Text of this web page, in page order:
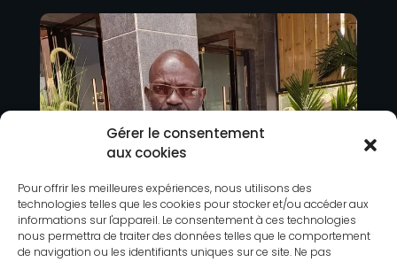
Gérer le consentement
aux cookies
Pour offrir les meilleures expériences, nous utilisons des
technologies telles que les cookies pour stocker et/ou accéder aux
informations sur l'appareil. Le consentement à ces technologies
nous permettra de traiter des données telles que le comportement
de navigation ou les identifiants uniques sur ce site. Ne pas